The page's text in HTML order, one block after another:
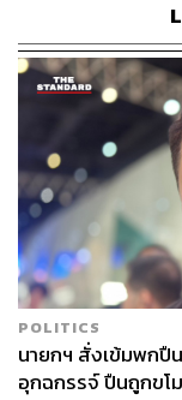
POLITICS
นายกฯ สั่งเข้มพกปื
อุกฉกรรจ์ ปืนถูกขโ